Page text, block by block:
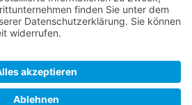
11 Jahrenvon79.250.116.89
,Peter